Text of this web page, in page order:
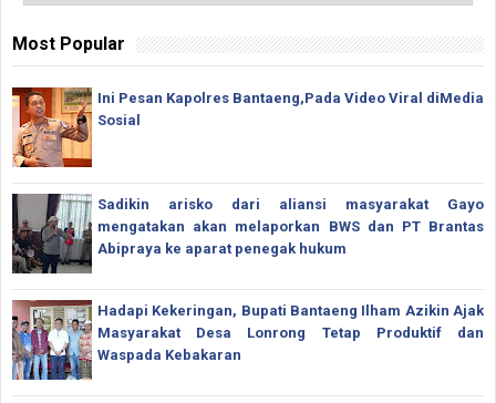
Most Popular
Ini Pesan Kapolres Bantaeng,Pada Video Viral diMedia
Sosial
Sadikin arisko dari aliansi masyarakat Gayo
mengatakan akan melaporkan BWS dan PT Brantas
Abipraya ke aparat penegak hukum
Hadapi Kekeringan, Bupati Bantaeng Ilham Azikin Ajak
Masyarakat Desa Lonrong Tetap Produktif dan
Waspada Kebakaran